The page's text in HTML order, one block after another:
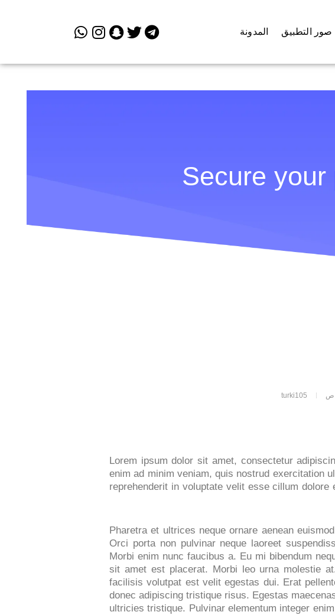
صور التطبيق المدونة
Secure
turki105
Lorem ipsum dolor sit amet, consectetur
enim ad minim veniam, quis nostrud exercitation
reprehenderit in voluptate velit esse cillum
Pharetra et ultrices neque ornare aenean
Orci porta non pulvinar neque laoreet
Morbi enim nunc faucibus a. Eu mi bibendum
sit amet est placerat. Morbi leo urna molestie
facilisis volutpat est velit egestas dui. Erat
donec adipiscing tristique risus. Egestas
ultricies tristique. Pulvinar elementum integer